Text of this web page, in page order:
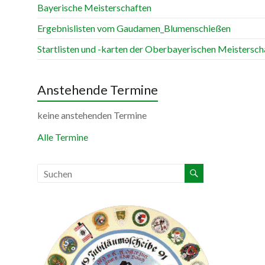
Bayerische Meisterschaften
Ergebnislisten vom Gaudamen_Blumenschießen
Startlisten und -karten der Oberbayerischen
Anstehende Termine
keine anstehenden Termine
Alle Termine